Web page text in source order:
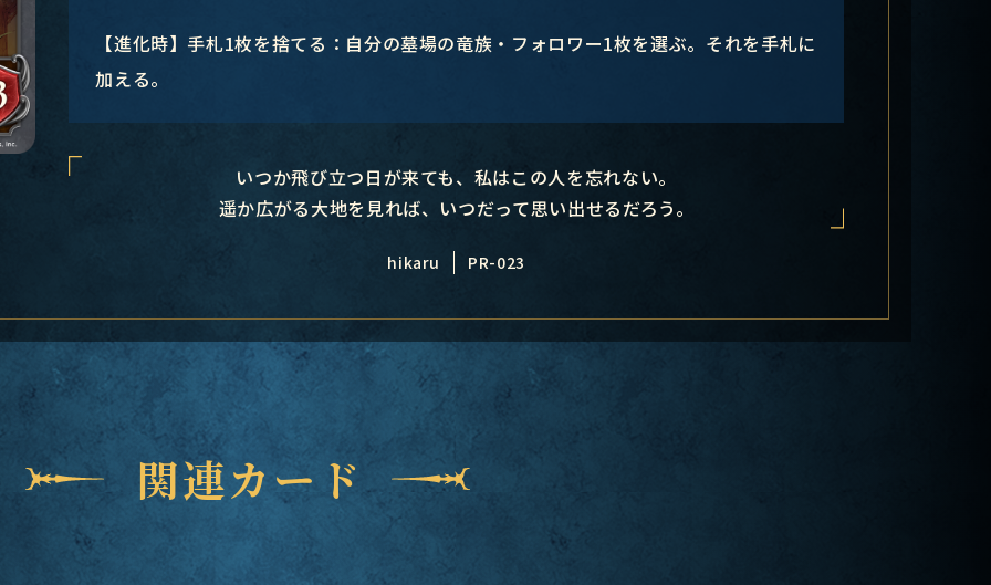
【進化時】手札1枚を捨てる：自分の墓場の竜族・フォロワー1枚を選ぶ。それを手札に
加える。
いつか飛び立つ日が来ても、私はこの人を忘れない。
遥か広がる大地を見れば、いつだって思い出せるだろう。
hikaru PR-023
関連カード